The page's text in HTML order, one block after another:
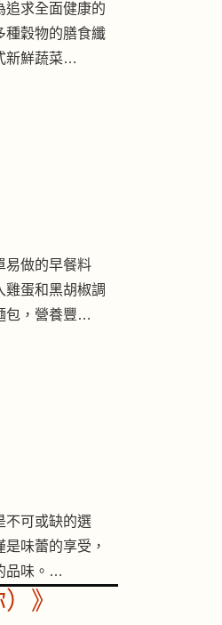
追求全面健康的
種穀物的膳食纖
新鮮蔬菜…
易做的早餐料
雞蛋和黑胡椒調
包，營養豐…
不可或缺的選
味蕾的享受，
品味。…
》